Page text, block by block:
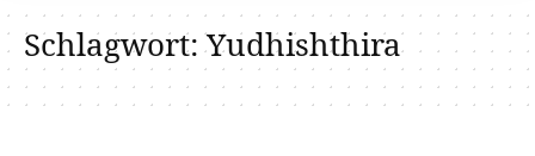
Schlagwort:Yudhishthira